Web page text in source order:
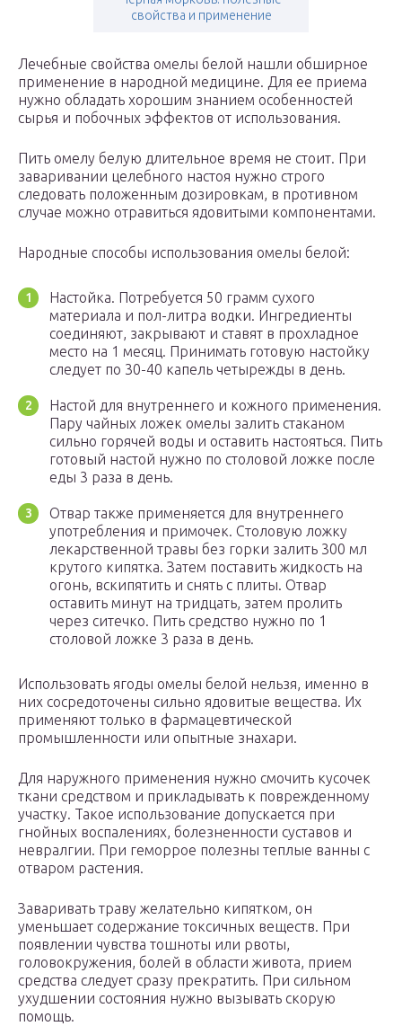
свойства и применение
Лечебные свойства омелы белой нашли обширное
применение в народной медицине. Для ее приема
нужно обладать хорошим знанием особенностей
сырья и побочных эффектов от использования.
Пить омелу белую длительное время не стоит. При
заваривании целебного настоя нужно строго
следовать положенным дозировкам, в противном
случае можно отравиться ядовитыми компонентами.
Народные способы использования омелы белой:
Настойка. Потребуется 50 грамм сухого
материала и пол-литра водки. Ингредиенты
соединяют, закрывают и ставят в прохладное
место на 1 месяц. Принимать готовую настойку
следует по 30-40 капель четырежды в день.
Настой для внутреннего и кожного применения.
Пару чайных ложек омелы залить стаканом
сильно горячей воды и оставить настояться. Пить
готовый настой нужно по столовой ложке после
еды 3 раза в день.
Отвар также применяется для внутреннего
употребления и примочек. Столовую ложку
лекарственной травы без горки залить 300 мл
крутого кипятка. Затем поставить жидкость на
огонь, вскипятить и снять с плиты. Отвар
оставить минут на тридцать, затем пролить
через ситечко. Пить средство нужно по 1
столовой ложке 3 раза в день.
Использовать ягоды омелы белой нельзя, именно в
них сосредоточены сильно ядовитые вещества. Их
применяют только в фармацевтической
промышленности или опытные знахари.
Для наружного применения нужно смочить кусочек
ткани средством и прикладывать к поврежденному
участку. Такое использование допускается при
гнойных воспалениях, болезненности суставов и
невралгии. При геморрое полезны теплые ванны с
отваром растения.
Заваривать траву желательно кипятком, он
уменьшает содержание токсичных веществ. При
появлении чувства тошноты или рвоты,
головокружения, болей в области живота, прием
средства следует сразу прекратить. При сильном
ухудшении состояния нужно вызывать скорую
помощь.